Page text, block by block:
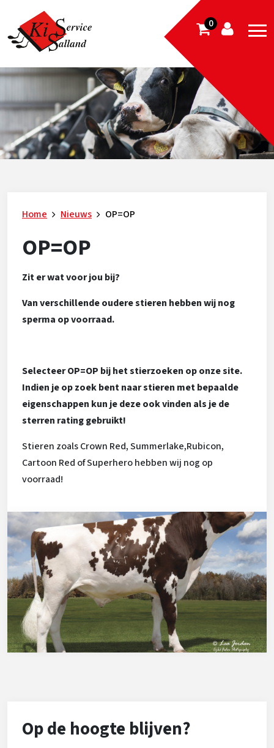
0
Home Nieuws OP=OP
OP=OP
Zit er wat voor jou bij?
Van verschillende oudere stieren hebben wij nog
sperma op voorraad.
Selecteer OP=OP bij het stierzoeken op onze site.
Indien je op zoek bent naar stieren met bepaalde
eigenschappen kun je deze ook vinden als je de
sterren rating gebruikt!
Stieren zoals Crown Red, Summerlake,Rubicon,
Cartoon Red of Superhero hebben wij nog op
voorraad!
Op de hoogte blijven?